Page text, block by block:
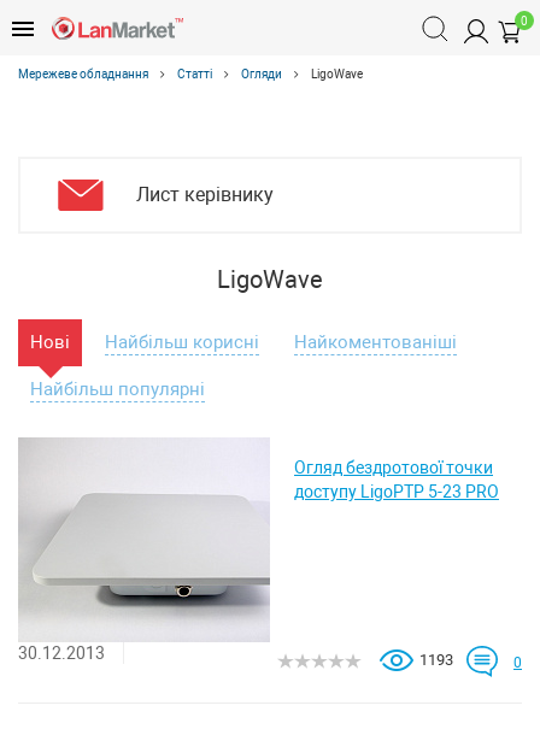
0
Мережеве обладнання Статті Огляди LigoWave
Лист керівнику
LigoWave
Нові Найбільш корисні Найкоментованіші
Найбільш популярні
Огляд бездротової точки
доступу LigoPTP 5-23 PRO
30.12.2013 1193 0